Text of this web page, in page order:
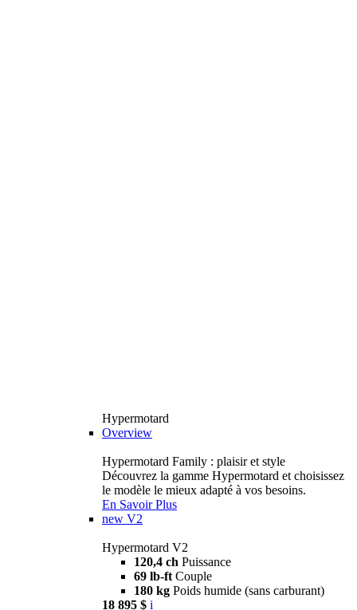
Hypermotard
Overview
Hypermotard Family : plaisir et style
Découvrez la gamme Hypermotard et choisissez
le modèle le mieux adapté à vos besoins.
En Savoir Plus
new V2
Hypermotard V2
120,4 ch Puissance
69 lb-ft Couple
180 kg Poids humide (sans carburant)
18 895 $ i